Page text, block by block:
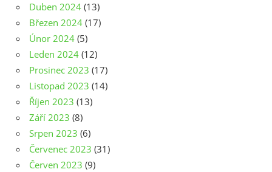
Duben 2024 (13)
Březen 2024 (17)
Únor 2024 (5)
Leden 2024 (12)
Prosinec 2023 (17)
Listopad 2023 (14)
Říjen 2023 (13)
Září 2023 (8)
Srpen 2023 (6)
Červenec 2023 (31)
Červen 2023 (9)